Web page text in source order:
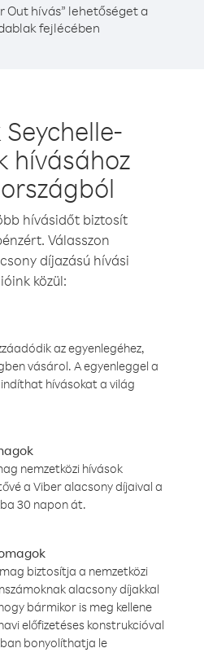
Out hívás” lehetőséget a
fejlécében
hívásához
hívásidőt biztosít
Válasszon
díjazású hívási
közül:
az egyenlegéhez,
vásárol. A egyenleggel a
hívásokat a világ
nemzetközi hívások
a Viber alacsony díjaival a
30 napon át.
biztosítja a nemzetközi
alacsony díjakkal
bármikor is meg kellene
előfizetéses konstrukcióval
bonyolíthatja le